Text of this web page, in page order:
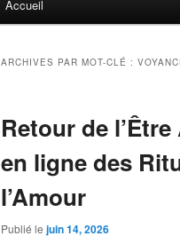
Accueil
ARCHIVES PAR MOT-CLÉ :
Retour de
en ligne des
l’Amour
Publié le juin 14, 2026